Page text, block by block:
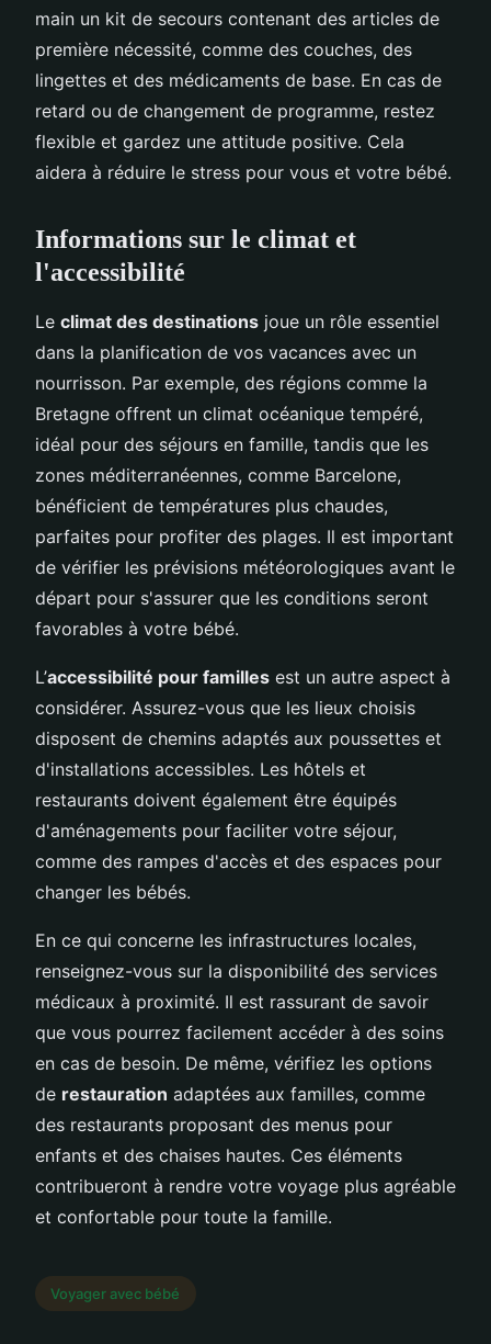
main un kit de secours contenant des articles de
première nécessité, comme des couches, des
lingettes et des médicaments de base. En cas de
retard ou de changement de programme, restez
flexible et gardez une attitude positive. Cela
aidera à réduire le stress pour vous et votre bébé.
Informations sur le climat et
l'accessibilité
Le climat des destinations joue un rôle essentiel
dans la planification de vos vacances avec un
nourrisson. Par exemple, des régions comme la
Bretagne offrent un climat océanique tempéré,
idéal pour des séjours en famille, tandis que les
zones méditerranéennes, comme Barcelone,
bénéficient de températures plus chaudes,
parfaites pour profiter des plages. Il est important
de vérifier les prévisions météorologiques avant le
départ pour s'assurer que les conditions seront
favorables à votre bébé.
L’accessibilité pour familles est un autre aspect à
considérer. Assurez-vous que les lieux choisis
disposent de chemins adaptés aux poussettes et
d'installations accessibles. Les hôtels et
restaurants doivent également être équipés
d'aménagements pour faciliter votre séjour,
comme des rampes d'accès et des espaces pour
changer les bébés.
En ce qui concerne les infrastructures locales,
renseignez-vous sur la disponibilité des services
médicaux à proximité. Il est rassurant de savoir
que vous pourrez facilement accéder à des soins
en cas de besoin. De même, vérifiez les options
de restauration adaptées aux familles, comme
des restaurants proposant des menus pour
enfants et des chaises hautes. Ces éléments
contribueront à rendre votre voyage plus agréable
et confortable pour toute la famille.
Voyager avec bébé